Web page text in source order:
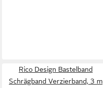
Rico Design Bastelband
Schrägband Verzierband, 3 m